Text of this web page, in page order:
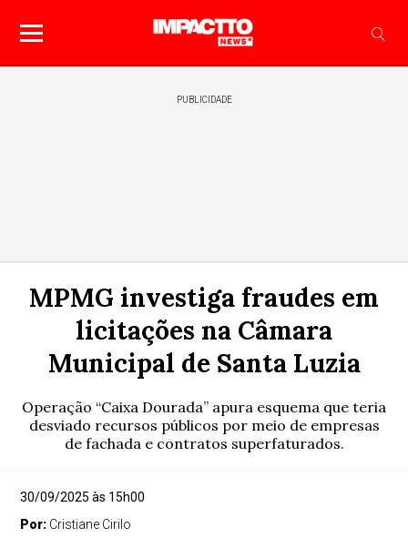
PUBLICIDADE
MPMG investiga fraudes em
licitações na Câmara
Municipal de Santa Luzia
Operação “Caixa Dourada” apura esquema que teria
desviado recursos públicos por meio de empresas
de fachada e contratos superfaturados.
30/09/2025 às 15h00
Por: Cristiane Cirilo